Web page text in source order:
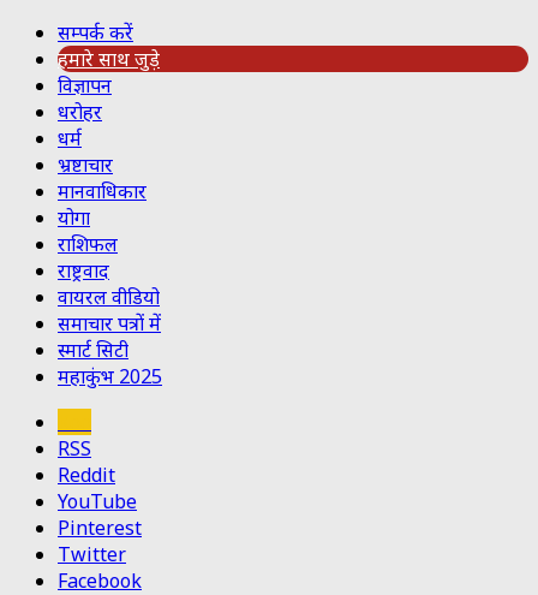
सम्पर्क करें
हमारे साथ जुड़े
विज्ञापन
धरोहर
धर्म
भ्रष्टाचार
मानवाधिकार
योगा
राशिफल
राष्ट्रवाद
वायरल वीडियो
समाचार पत्रों में
स्मार्ट सिटी
महाकुंभ 2025
RSS
Reddit
YouTube
Pinterest
Twitter
Facebook